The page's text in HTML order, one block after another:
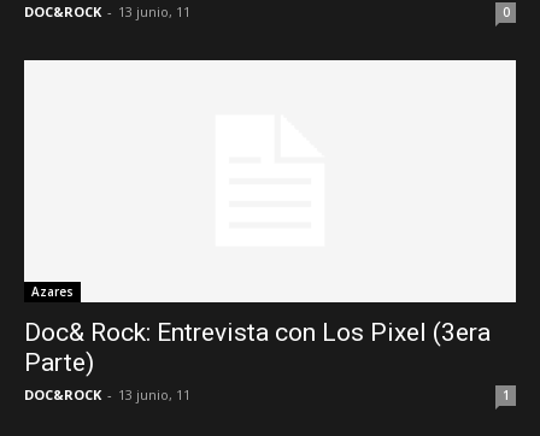
DOC&ROCK - 13 junio, 11 0
Azares
Doc& Rock: Entrevista con Los Pixel (3era
Parte)
DOC&ROCK - 13 junio, 11 1